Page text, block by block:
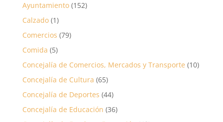
Ayuntamiento(152)
Calzado(1)
Comercios (79)
Comida (5)
Concejalía de Comercios, Mercados y Transporte (10)
Concejalía de Cultura (65)
Concejalía de Deportes (44)
Concejalía de Educación (36)